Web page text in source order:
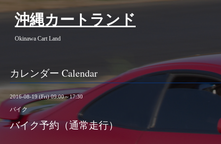
沖縄カートランド
Okinawa Cart Land
カレンダー Calendar
2016-08-19 (Fri) 09:00～17:30
バイク
バイク予約（通常走行）